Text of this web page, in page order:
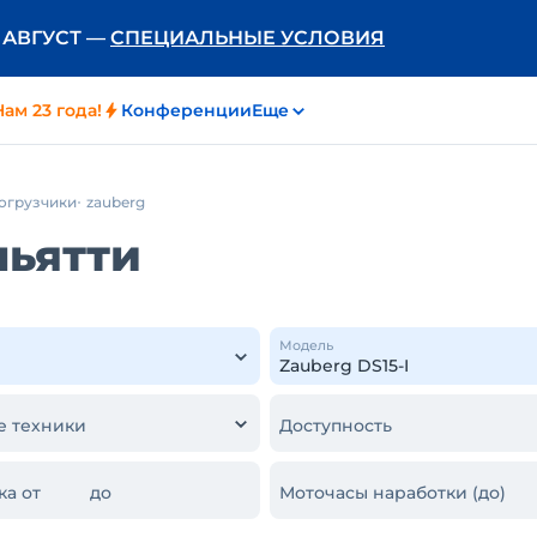
АВГУСТ — СПЕЦИАЛЬНЫЕ УСЛОВИЯ
23 года! КонференцииЕще
zauberg
Модель
техники Доступность
от до Моточасы наработки (до)